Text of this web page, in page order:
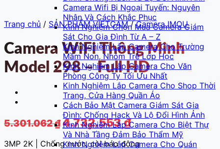
Camera Wifi Bị Ngoại Tuyến: Nguyên
Nhân Và Cách Khắc Phục
Kinh Nghiệm Chọn Mua Camera Giám
Sát Cho Gia Đình Từ A – Z
Kinh Nghiệm Lắp Camera Cho Trường
Mầm Non, Nhóm Trẻ Lớp Học
Kinh Nghiệm Lắp Camera Cho Văn
Phòng Công Ty Tối Ưu Nhất
Kinh Nghiệm Lắp Camera Cho Shop Thời
Trang, Cửa Hàng Quần Áo
Cách Bảo Mật Camera Giám Sát Gia
Đình: Chống Hack Và Lộ Đổi Hình Ảnh
Kinh Nghiệm Lắp Camera Cho Biệt Thự
Và Nhà Tầng Đảm Bảo Thẩm Mỹ
Kinh Nghiệm Lắp Camera Cho Quán
Trang chủ / SẢN PHẨM VIETCAM / Camera IMOU
Camera WiFi Thông Minh
Model 298 – Full HD
5.301.062₫ Giá
gốc
là:
4.732.553₫Giá
hiện
tại
3MP 2K | Chống nước, còi báo động